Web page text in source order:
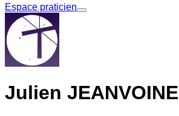
Espace praticien
Julien JEANVOINE